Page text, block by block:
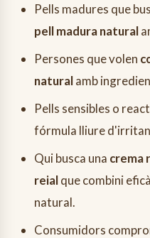
Pells madures que
pell madura natural
Persones que volen
naturalamb
Pells sensibles o
fórmula lliure
Qui busca una crema
reialque combini
natural.
Consumidors